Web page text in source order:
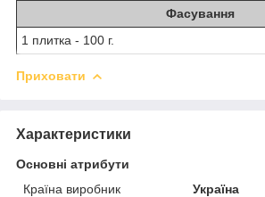
Фасування
1 плитка - 100 г.
Приховати
Характеристики
Основні атрибути
Країна виробник
Україна